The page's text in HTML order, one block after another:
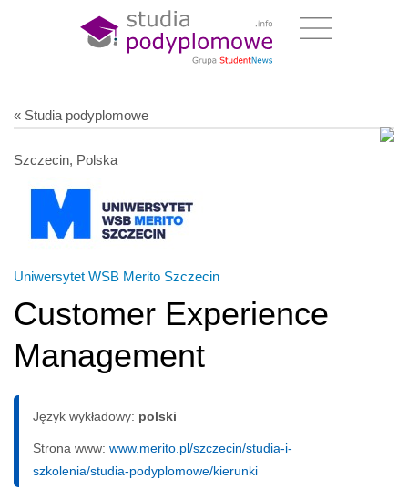
« Studia podyplomowe
Szczecin, Polska
Uniwersytet WSB Merito Szczecin
Customer Experience
Management
Język wykładowy: polski
Strona www: www.merito.pl/szczecin/studia-i-
szkolenia/studia-podyplomowe/kierunki